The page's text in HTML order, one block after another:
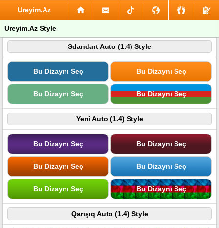
Ureyim.Az
Ureyim.Az Style
Sdandart Auto (1.4) Style
Bu Dizaynı Seç Bu Dizaynı Seç
Bu Dizaynı Seç Bu Dizaynı Seç
Yeni Auto (1.4) Style
Bu Dizaynı Seç Bu Dizaynı Seç
Bu Dizaynı Seç Bu Dizaynı Seç
Bu Dizaynı Seç Bu Dizaynı Seç
Qarışıq Auto (1.4) Style